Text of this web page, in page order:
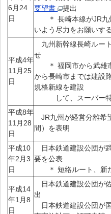
6月24
日
要望書
提出
＊ 長崎本線がJR九
いよう尽力をお願いす
平成4年
11月25
日
九州新幹線長崎ルー
せ
＊ 福岡市から武雄
から長崎市までは建設
規格新線を建設
して、スーパー特
平成8年
11月28
日
JR九州が経営分離希
間）を表明
平成10
年2月3
日
日本鉄道建設公団が
要を公表
＊ 短絡ルート、新
平成14
年1月8
日
日本鉄道建設公団が
出
日本鉄道建設公団が